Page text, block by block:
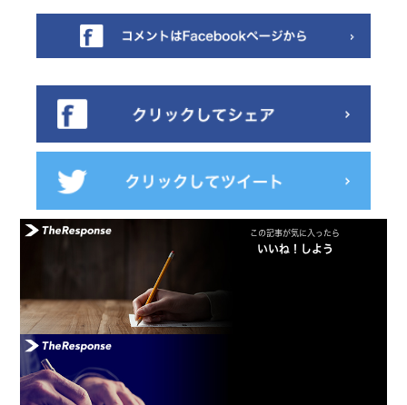
この記事が気に入ったら
いいね！しよう